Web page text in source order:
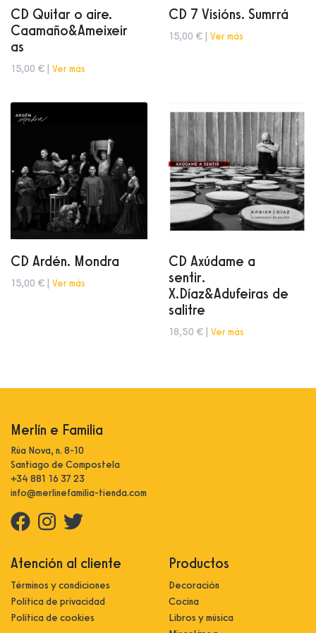
CD Quitar o aire.
Caamaño&Ameixeir
as
15,00 € | Ver más
CD 7 Visións. Sumrrá
15,00 € | Ver más
CD Ardén. Mondra
15,00 € | Ver más
CD Axúdame a
sentir.
X.Díaz&Adufeiras de
salitre
18,50 € | Ver más
Merlín e Familia
Rúa Nova, n. 8-10
Santiago de Compostela
+34 881 16 37 23
info@merlinefamilia-tienda.com
Atención al cliente
Términos y condiciones
Política de privacidad
Política de cookies
Productos
Decoración
Cocina
Libros y música